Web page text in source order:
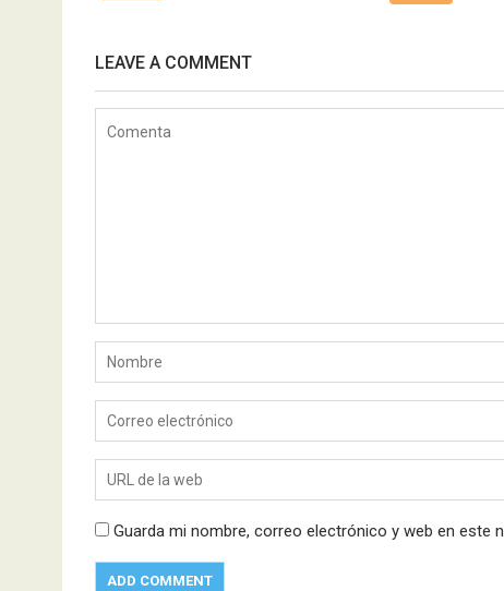
LEAVE A COMMENT
Guarda mi nombre, correo electrónico y web en este